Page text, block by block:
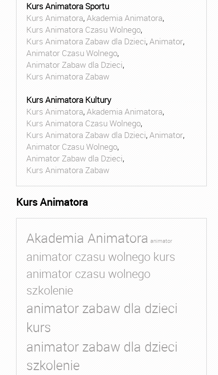
Kurs Animatora Sportu
Kurs Animatora,Akademia Animatora,
Kurs Animatora Czasu Wolnego,
Kurs Animatora Zabaw dla Dzieci,Animator,
Animator Czasu Wolnego,
Animator Zabaw dla Dzieci,
Kurs Animatora Zabaw
Kurs Animatora Kultury
Kurs Animatora,Akademia Animatora,
Kurs Animatora Czasu Wolnego,
Kurs Animatora Zabaw dla Dzieci,Animator,
Animator Czasu Wolnego,
Animator Zabaw dla Dzieci,
Kurs Animatora Zabaw
Kurs Animatora
Akademia Animatora animator
animator czasu wolnego kurs
animator czasu wolnego
szkolenie
animator zabaw dla dzieci
kurs
animator zabaw dla dzieci
szkolenie